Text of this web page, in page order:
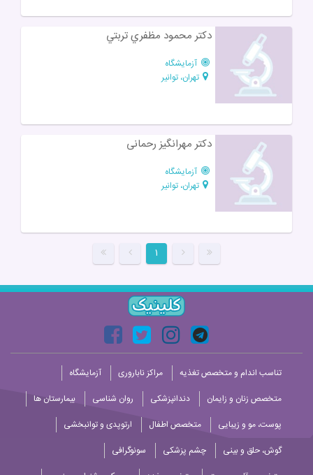
دكتر محمود مظفري تربتي
آزمایشگاه
تهران، توانیر
دکتر مهرانگیز رحمانی
آزمایشگاه
تهران، توانیر
۱
تناسب اندام و متخصص تغذیه مراکز ناباروری
آزمایشگاه
متخصص زنان و زایمان
دندانپزشکی روان شناسی
بیمارستان ها
پوست، مو و زیبایی
متخصص اطفال
ارتوپدی و توانبخشی
گوش، حلق و بینی
چشم پزشکی
سونوگرافی